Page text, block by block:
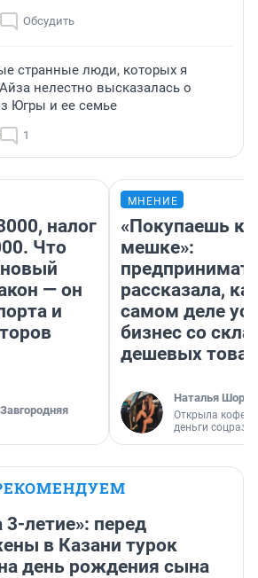
Обсудить
странные люди, которых я
нелестно высказалась о
Югры и ее семье
1
налог
Что
— он
и
МНЕНИЕ
«Покупаешь
мешке»:
рассказала,
самом деле
бизнес со
дешевых
Наталья
Открыла
деньги
3-летие»: перед
в Казани турок
день рождения сына